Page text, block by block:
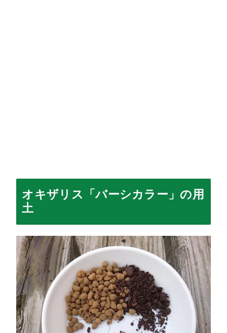
オキザリス「バーシカラー」の用
土